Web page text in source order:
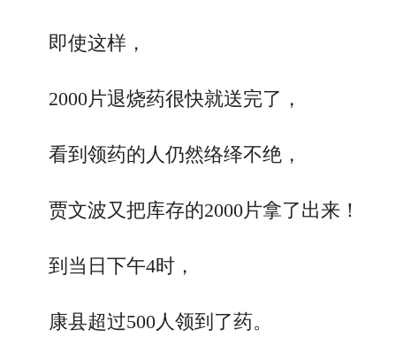
即使这样，
2000片退烧药很快就送完了，
看到领药的人仍然络绎不绝，
贾文波又把库存的2000片拿了出来！
到当日下午4时，
康县超过500人领到了药。